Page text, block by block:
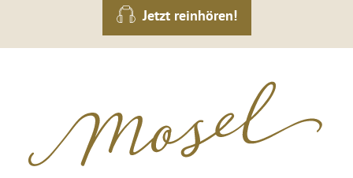
Jetzt reinhören!